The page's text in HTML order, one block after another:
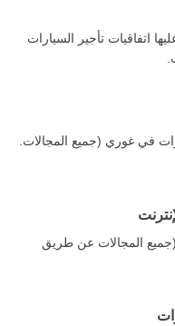
اتفاقيات تأجير السيارات
في غوري (جميع المجالات.
المجالات عن طريق